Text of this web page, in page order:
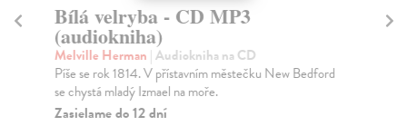
Bílá velryba - CD MP3
(audiokniha)
Melville Herman | Audiokniha na CD
Píše se rok 1814. V přístavním městečku New Bedford
se chystá mladý Izmael na moře.
Zasielame do 12 dní